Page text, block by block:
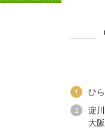
1 ひ
2
淀
大